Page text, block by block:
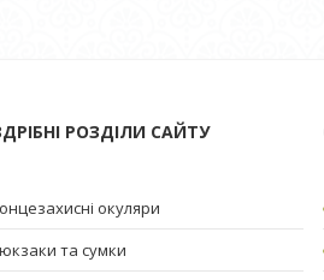
РОЗДІЛИ САЙТУ
окуляри
та сумки